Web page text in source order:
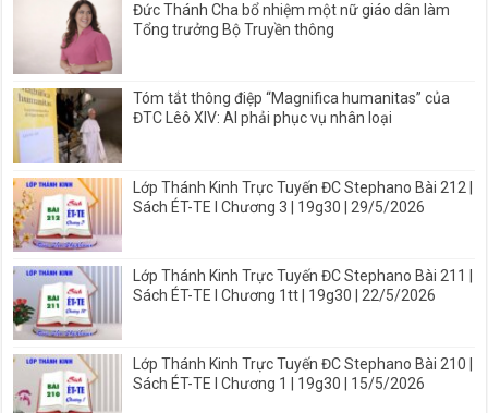
Đức Thánh Cha bổ nhiệm một nữ giáo dân làm
Tổng trưởng Bộ Truyền thông
Tóm tắt thông điệp “Magnifica humanitas” của
ĐTC Lêô XIV: AI phải phục vụ nhân loại
Lớp Thánh Kinh Trực Tuyến ĐC Stephano Bài 212 |
Sách ÉT-TE I Chương 3 | 19g30 | 29/5/2026
Lớp Thánh Kinh Trực Tuyến ĐC Stephano Bài 211 |
Sách ÉT-TE I Chương 1tt | 19g30 | 22/5/2026
Lớp Thánh Kinh Trực Tuyến ĐC Stephano Bài 210 |
Sách ÉT-TE I Chương 1 | 19g30 | 15/5/2026